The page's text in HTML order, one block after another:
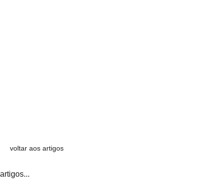
voltar aos artigos
artigos...